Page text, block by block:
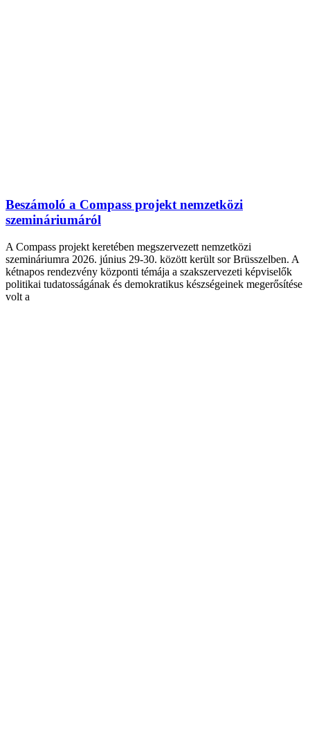
Beszámoló a Compass projekt nemzetközi
szemináriumáról
A Compass projekt keretében megszervezett nemzetközi
szemináriumra 2026. június 29-30. között került sor Brüsszelben. A
kétnapos rendezvény központi témája a szakszervezeti képviselők
politikai tudatosságának és demokratikus készségeinek megerősítése
volt a